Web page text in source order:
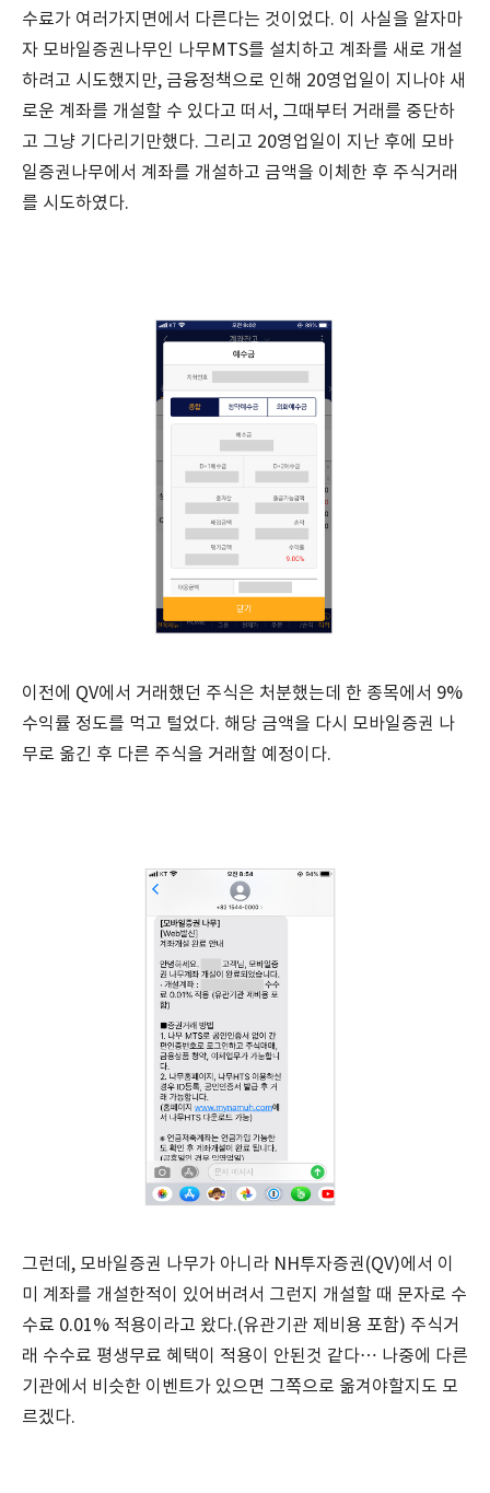
수료가 여러가지면에서 다른다는 것이었다. 이 사실을 알자마
자 모바일증권나무인 나무MTS를 설치하고 계좌를 새로 개설
하려고 시도했지만, 금융정책으로 인해 20영업일이 지나야 새
로운 계좌를 개설할 수 있다고 떠서, 그때부터 거래를 중단하
고 그냥 기다리기만했다. 그리고 20영업일이 지난 후에 모바
일증권나무에서 계좌를 개설하고 금액을 이체한 후 주식거래
를 시도하였다.
이전에 QV에서 거래했던 주식은 처분했는데 한 종목에서 9%
수익률 정도를 먹고 털었다. 해당 금액을 다시 모바일증권 나
무로 옮긴 후 다른 주식을 거래할 예정이다.
그런데, 모바일증권 나무가 아니라 NH투자증권(QV)에서 이
미 계좌를 개설한적이 있어버려서 그런지 개설할 때 문자로 수
수료 0.01% 적용이라고 왔다.(유관기관 제비용 포함) 주식거
래 수수료 평생무료 혜택이 적용이 안된것 같다… 나중에 다른
기관에서 비슷한 이벤트가 있으면 그쪽으로 옮겨야할지도 모
르겠다.